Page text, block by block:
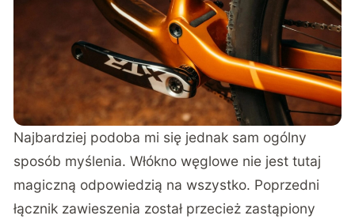
Najbardziej podoba mi się jednak sam ogólny
sposób myślenia. Włókno węglowe nie jest tutaj
magiczną odpowiedzią na wszystko. Poprzedni
łącznik zawieszenia został przecież zastąpiony